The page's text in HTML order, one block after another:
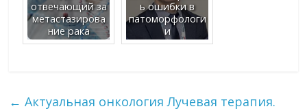
отвечающий за
метастазирова
ние рака
ь ошибки в
патоморфологи
и
← Актуальная онкология Лучевая терапия.